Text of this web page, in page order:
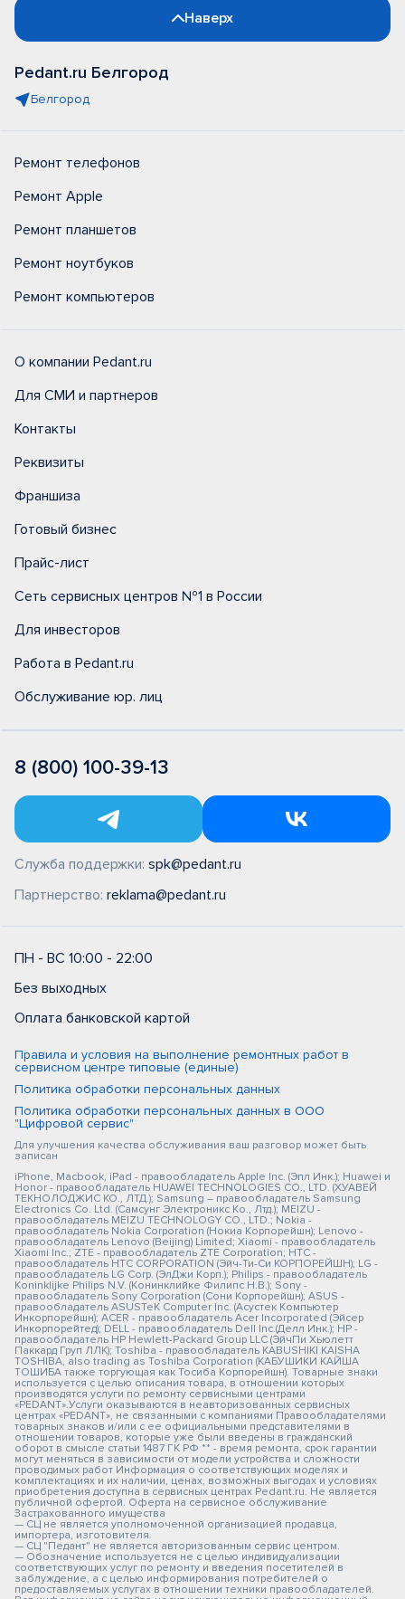
Наверх
Pedant.ru Белгород
Белгород
Ремонт телефонов
Ремонт Apple
Ремонт планшетов
Ремонт ноутбуков
Ремонт компьютеров
О компании Pedant.ru
Для СМИ и партнеров
Контакты
Реквизиты
Франшиза
Готовый бизнес
Прайс-лист
Сеть сервисных центров №1 в России
Для инвесторов
Работа в Pedant.ru
Обслуживание юр. лиц
8 (800) 100-39-13
Служба поддержки: spk@pedant.ru
Партнерство: reklama@pedant.ru
ПН - ВС 10:00 - 22:00
Без выходных
Оплата банковской картой
Правила и условия на выполнение ремонтных работ в
сервисном центре типовые (единые)
Политика обработки персональных данных
Политика обработки персональных данных в ООО
"Цифровой сервис"
Для улучшения качества обслуживания ваш разговор может быть
записан
iPhone, Macbook, iPad - правообладатель Apple Inc. (Эпл Инк.); Huawei и
Honor - правообладатель HUAWEI TECHNOLOGIES CO., LTD. (ХУАВЕЙ
ТЕКНОЛОДЖИС КО., ЛТД.); Samsung – правообладатель Samsung
Electronics Co. Ltd. (Самсунг Электроникс Ко., Лтд.); MEIZU -
правообладатель MEIZU TECHNOLOGY CO., LTD.; Nokia -
правообладатель Nokia Corporation (Нокиа Корпорейшн); Lenovo -
правообладатель Lenovo (Beijing) Limited; Xiaomi - правообладатель
Xiaomi Inc.; ZTE - правообладатель ZTE Corporation; HTC -
правообладатель HTC CORPORATION (Эйч-Ти-Си КОРПОРЕЙШН); LG -
правообладатель LG Corp. (ЭлДжи Корп.); Philips - правообладатель
Koninklijke Philips N.V. (Конинклийке Филипс Н.В.); Sony -
правообладатель Sony Corporation (Сони Корпорейшн); ASUS -
правообладатель ASUSTeK Computer Inc. (Асустек Компьютер
Инкорпорейшн); ACER - правообладатель Acer Incorporated (Эйсер
Инкорпорейтед); DELL - правообладатель Dell Inc.(Делл Инк.); HP -
правообладатель HP Hewlett-Packard Group LLC (ЭйчПи Хьюлетт
Паккард Груп ЛЛК); Toshiba - правообладатель KABUSHIKI KAISHA
TOSHIBA, also trading as Toshiba Corporation (КАБУШИКИ КАЙША
ТОШИБА также торгующая как Тосиба Корпорейшн). Товарные знаки
используется с целью описания товара, в отношении которых
производятся услуги по ремонту сервисными центрами
«PEDANT».Услуги оказываются в неавторизованных сервисных
центрах «PEDANT», не связанными с компаниями Правообладателями
товарных знаков и/или с ее официальными представителями в
отношении товаров, которые уже были введены в гражданский
оборот в смысле статьи 1487 ГК РФ ** - время ремонта, срок гарантии
могут меняться в зависимости от модели устройства и сложности
проводимых работ Информация о соответствующих моделях и
комплектациях и их наличии, ценах, возможных выгодах и условиях
приобретения доступна в сервисных центрах Pedant.ru. Не является
публичной офертой. Оферта на сервисное обслуживание
Застрахованного имущества
— СЦ не является уполномоченной организацией продавца,
импортера, изготовителя.
— СЦ "Педант" не является авторизованным сервис центром.
— Обозначение используется не с целью индивидуализации
соответствующих услуг по ремонту и введения посетителей в
заблуждение, а с целью информирования потребителей о
предоставляемых услугах в отношении техники правообладателей.